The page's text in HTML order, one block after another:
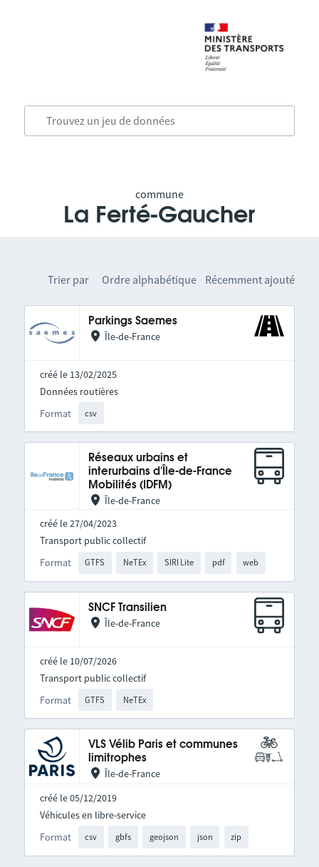
commune
La Ferté-Gaucher
Trier par Ordre alphabétique Récemment ajouté
Parkings Saemes
Île-de-France
créé le 13/02/2025
Format csv
Données routières
Réseaux urbains et
interurbains d'Île-de-France
Mobilités (IDFM)
Île-de-France
créé le 27/04/2023
Format GTFS NeTEx SIRI Lite pdf web
Transport public collectif
SNCF Transilien
Île-de-France
créé le 10/07/2026
Format GTFS NeTEx
Transport public collectif
VLS Vélib Paris et communes
limitrophes
Île-de-France
créé le 05/12/2019
Format csv gbfs geojson json zip
Véhicules en libre-service